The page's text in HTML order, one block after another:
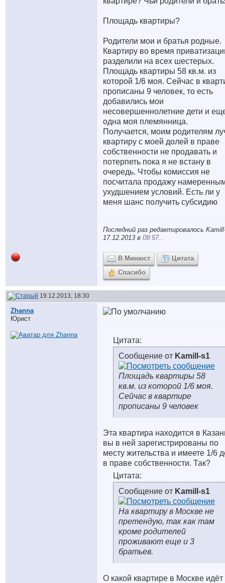
Площадь квартиры?
Родители мои и братья родные.
Квартиру во время
разделили на всех шестерых.
Площадь квартиры 58 кв.м. из
которой 1/6 моя. Сейчас в
прописаны 9 человек, то есть
добавились мои
несовершеннолетние дети и
одна моя племянница.
Получается, моим родителям
квартиру с моей долей в праве
собственности не продавать и
потерпеть пока я не встану в
очередь. Чтобы комиссия не
посчитала продажу
ухудшением условий. Есть ли у
меня шанс получить субсидию
Последний раз редактировалось
17.12.2013 в 09:57..
В Минюст
Цитата
Спасибо
19.12.2013, 18:30
Zhanna
Юрист
Цитата:
Сообщение от Kamill-s1
Площадь квартиры 58
кв.м. из которой 1/6 моя.
Сейчас в квартире
прописаны 9 человек
Эта квартира находится в
вы в ней зарегистрированы по
месту жительства и имеете 1/6
в праве собственности. Так?
Цитата:
Сообщение от Kamill-s1
На квартиру в Москве не
претендую, так как там
кроме родителей
проживают еще и 3
братьев.
О какой квартире в Москве идёт